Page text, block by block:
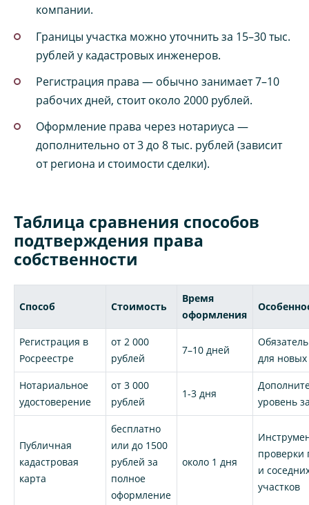
компании.
Границы участка можно уточнить за 15–30 тыс.
рублей у кадастровых инженеров.
Регистрация права — обычно занимает 7–10
рабочих дней, стоит около 2000 рублей.
Оформление права через нотариуса —
дополнительно от 3 до 8 тыс. рублей (зависит
от региона и стоимости сделки).
Таблица сравнения способов
подтверждения права
собственности
Способ Стоимость
Время
оформления
Регистрация в
Росреестре
от 2 000
рублей
7–10 дней
для новых
Нотариальное
удостоверение
от 3 000
рублей
1-3 дня
уровень
Публичная
кадастровая
карта
бесплатно
или до 1500
рублей за
полное
оформление
около 1 дня
проверки
и
участков